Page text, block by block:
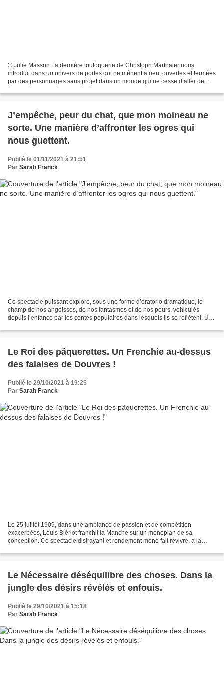
© Julie Masson La dernière loufoquerie de Christoph Marthaler nous
introduit dans un univers de portes qui ne mènent à rien, ouvertes et fermées
par des personnages sans projet dans un monde qui ne cesse d’aller de
J’empêche, peur du chat, que mon moineau ne
sorte. Une manière d’affronter les ogres qui
nous guettent.
Publié le 01/11/2021 à 21:51
Par Sarah Franck
Ce spectacle puissant explore, sous une forme d’oratorio dramatique, le
champ de nos angoisses, de nos fantasmes et de nos peurs, véhiculés
depuis l’enfance par les contes populaires dans lesquels ils se reflètent. Une
Le Roi des pâquerettes. Un Frenchie au-dessus
des falaises de Douvres !
Publié le 29/10/2021 à 19:25
Par Sarah Franck
Le 25 juillet 1909, dans une ambiance de passion et de compétition
exacerbées, Louis Blériot franchit la Manche sur un monoplan de sa
conception. Ce spectacle distrayant et rondement mené fait revivre, à la
Le Nécessaire déséquilibre des choses. Dans la
jungle des désirs révélés et enfouis.
Publié le 29/10/2021 à 15:18
Par Sarah Franck